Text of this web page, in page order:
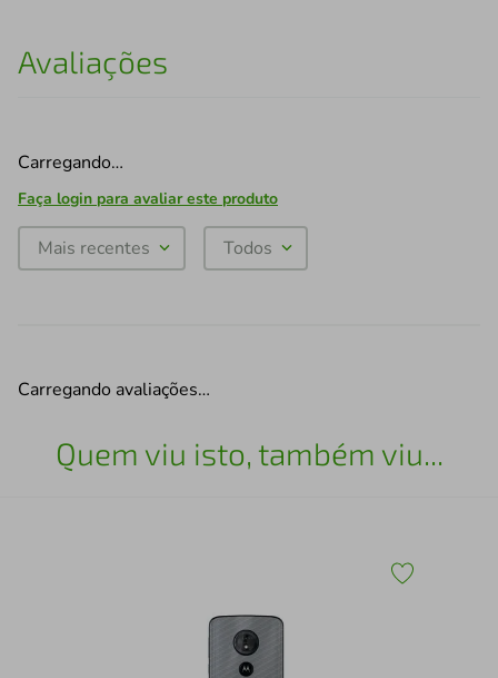
Avaliações
Carregando…
Faça login para avaliar este produto
Mais recentes Todos
Carregando avaliações…
Quem viu isto, também viu...